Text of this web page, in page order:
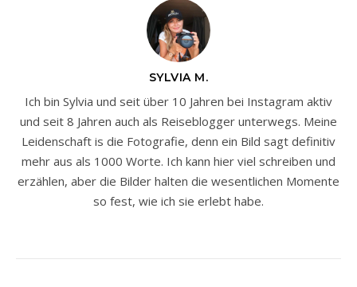
SYLVIA M.
Ich bin Sylvia und seit über 10 Jahren bei Instagram aktiv
und seit 8 Jahren auch als Reiseblogger unterwegs. Meine
Leidenschaft is die Fotografie, denn ein Bild sagt definitiv
mehr aus als 1000 Worte. Ich kann hier viel schreiben und
erzählen, aber die Bilder halten die wesentlichen Momente
so fest, wie ich sie erlebt habe.